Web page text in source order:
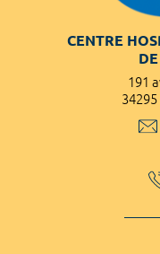
CENTRE
191